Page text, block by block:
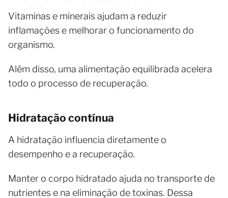
Vitaminas e minerais ajudam a reduzir
inflamações e melhorar o funcionamento do
organismo.
Além disso, uma alimentação equilibrada acelera
todo o processo de recuperação.
Hidratação contínua
A hidratação influencia diretamente o
desempenho e a recuperação.
Manter o corpo hidratado ajuda no transporte de
nutrientes e na eliminação de toxinas. Dessa